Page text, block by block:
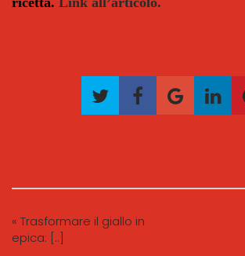
« Trasformare il giallo in
epica: [..]